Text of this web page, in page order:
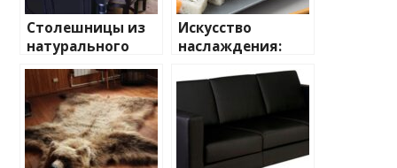
Столешницы из
натурального
камня:
долговечность и
эстетика
Искусство
наслаждения:
знать о доставке
роллов, чтобы
получить
максимум
удовольствия<